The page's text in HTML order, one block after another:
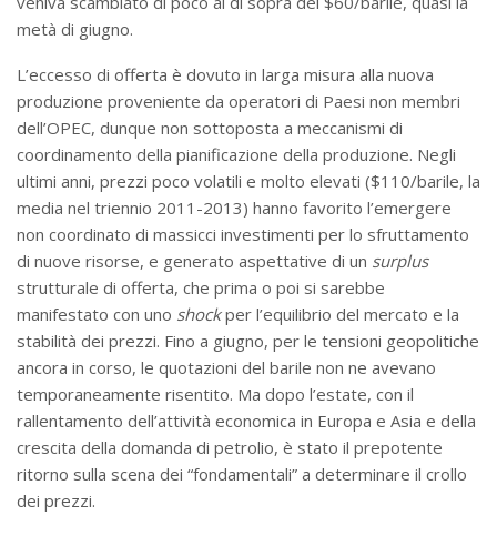
metà di giugno.
L’eccesso di offerta è dovuto in larga misura alla nuova
produzione proveniente da operatori di Paesi non membri
dell’OPEC, dunque non sottoposta a meccanismi di
coordinamento della pianificazione della produzione. Negli
ultimi anni, prezzi poco volatili e molto elevati ($110/barile, la
media nel triennio 2011-2013) hanno favorito l’emergere
non coordinato di massicci investimenti per lo sfruttamento
di nuove risorse, e generato aspettative di un surplus
strutturale di offerta, che prima o poi si sarebbe
manifestato con uno shockper l’equilibrio del mercato e la
stabilità dei prezzi. Fino a giugno, per le tensioni geopolitiche
ancora in corso, le quotazioni del barile non ne avevano
temporaneamente risentito. Ma dopo l’estate, con il
rallentamento dell’attività economica in Europa e Asia e della
crescita della domanda di petrolio, è stato il prepotente
ritorno sulla scena dei “fondamentali” a determinare il crollo
dei prezzi.